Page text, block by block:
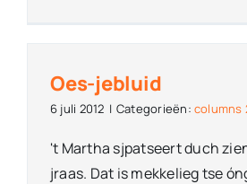
Oes-jebluid
6 juli 2012 | Categorieën: columns
't Martha sjpatseert duch
jraas. Dat is mekkelieg tse